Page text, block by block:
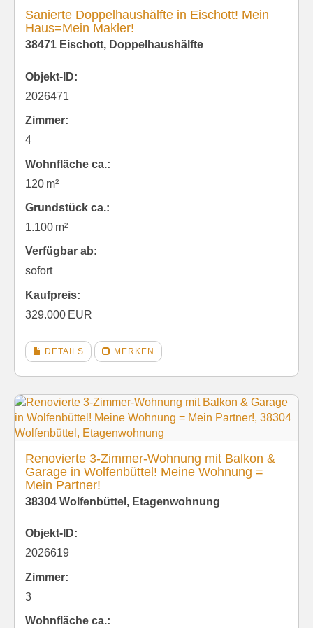
Sanierte Doppelhaushälfte in Eischott! Mein
Haus=Mein Makler!
38471 Eischott, Doppelhaushälfte
Objekt-ID:
2026471
Zimmer:
4
Wohnfläche ca.:
120 m²
Grund­stück ca.:
1.100 m²
Verfügbar ab:
sofort
Kaufpreis:
329.000 EUR
DETAILS MERKEN
Renovierte 3-Zimmer-Wohnung mit Balkon &
Garage in Wolfenbüttel! Meine Wohnung =
Mein Partner!
38304 Wolfenbüttel, Etagenwohnung
Objekt-ID:
2026619
Zimmer:
3
Wohnfläche ca.: